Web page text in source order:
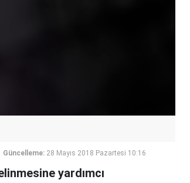
Güncelleme: 28 Mayıs 2018 Pazartesi 10:16
yardımcı